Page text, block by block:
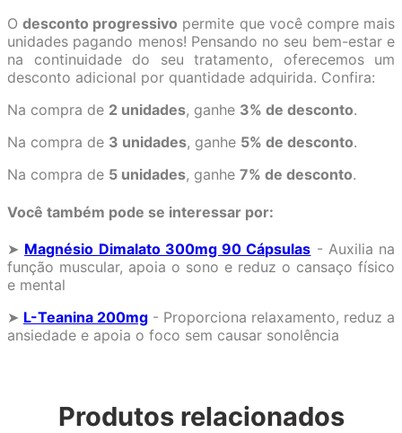
Odesconto progressivo permite que você compre mais
unidades pagando menos! Pensando no seu bem-estar e
na continuidade do seu tratamento, oferecemos um
desconto adicional por quantidade adquirida. Confira:
Na compra de 2 unidades, ganhe 3% de desconto.
Na compra de 3 unidades, ganhe 5% de desconto.
Na compra de 5 unidades, ganhe 7% de desconto.
Você também pode se interessar por:
➤ Magnésio Dimalato 300mg 90 Cápsulas - Auxilia na
função muscular, apoia o sono e reduz o cansaço físico
e mental
➤ L-Teanina 200mg - Proporciona relaxamento, reduz a
ansiedade e apoia o foco sem causar sonolência
Produtos relacionados